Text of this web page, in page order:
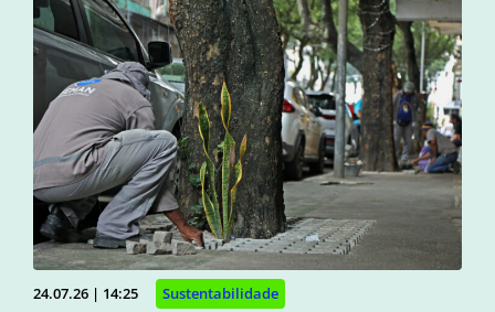
24.07.26 | 14:25 Sustentabilidade